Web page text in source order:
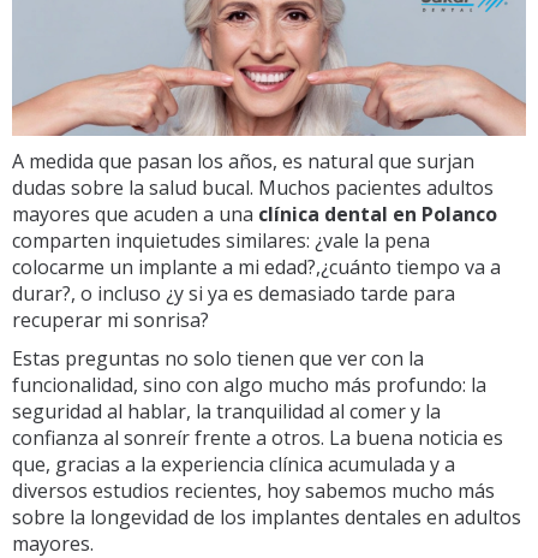
A medida que pasan los años, es natural que surjan
dudas sobre la salud bucal. Muchos pacientes adultos
mayores que acuden a una clínica dental en Polanco
comparten inquietudes similares: ¿vale la pena
colocarme un implante a mi edad?,¿cuánto tiempo va a
durar?, o incluso ¿y si ya es demasiado tarde para
recuperar mi sonrisa?
Estas preguntas no solo tienen que ver con la
funcionalidad, sino con algo mucho más profundo: la
seguridad al hablar, la tranquilidad al comer y la
confianza al sonreír frente a otros. La buena noticia es
que, gracias a la experiencia clínica acumulada y a
diversos estudios recientes, hoy sabemos mucho más
sobre la longevidad de los implantes dentales en adultos
mayores.